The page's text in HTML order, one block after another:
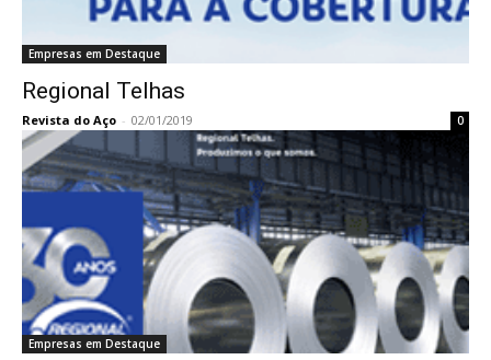
Empresas em Destaque
Regional Telhas
Revista do Aço - 02/01/2019 0
Empresas em Destaque